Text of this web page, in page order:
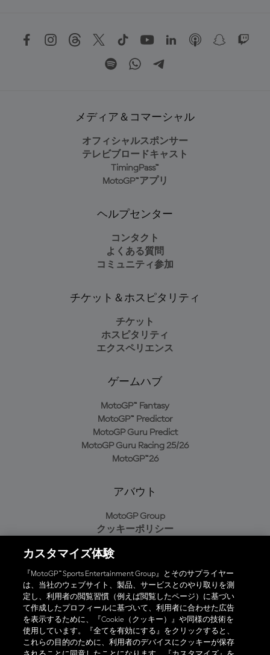
メディア＆コマーシャル
オフィシャルスポンサー
テレビブロードキャスト
TimingPass™
MotoGP™アプリ
ヘルプセンター
コンタクト
よくある質問
コミュニティ参加
チケット＆ホスピタリティ
チケット
ホスピタリティ
エクスペリエンス
ゲームハブ
MotoGP™ Fantasy
MotoGP™ Predictor
MotoGP Guru Predict
MotoGP Guru Racing 25/26
MotoGP™26
アバウト
MotoGP Group
クッキーポリシー
プライバシーポリシー
購入ポリシー
オフィシャルアプリ
カスタマイズ体験
『MotoGP™ Sports Entertainment Group』とそのサプライヤー
は、当社のウェブサイト、製品、サービスとのやり取りを測
定し、利用者の閲覧習慣（例えば閲覧したページ）に基づい
て作成したプロフィールに基づいて、利用者に合わせた広告
を表示するために、『Cookie（クッキー）』や同様の技術を
使用しています。『全てを有効にする』をクリックすると、
これらの目的のために、利用者のデバイスにクッキーが保存